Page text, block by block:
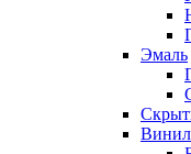
Эмаль
Винил